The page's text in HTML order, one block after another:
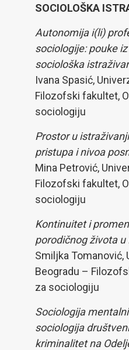
SOCIOLOŠKA
Autonomija i(li)
sociologije: pouke
sociološka
Ivana Spasić,
Filozofski fakultet,
sociologiju
Prostor u
pristupa i nivoa
Mina Petrović,
Filozofski fakultet,
sociologiju
Kontinuitet i
porodičnog života
Smiljka Tomanović,
Beogradu –
za sociologiju
Sociologija
sociologija
kriminalitet na